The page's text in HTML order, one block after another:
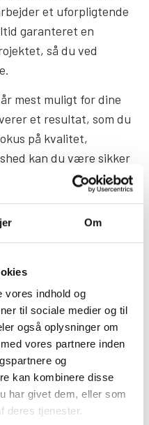
Om
vores indhold og
til sociale medier og til
også oplysninger om
vores partnere inden
og
kan kombinere disse
har givet dem, eller som
deres tjenester.
et uforpligtende
garanteret en
så du ved
mest muligt for dine
et resultat, som du
på kvalitet,
kan du være sikker
er holdbar og til en
dine boligdrømme
83 46